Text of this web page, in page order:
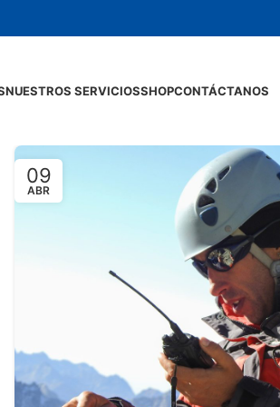
NUESTROS SERVICIOSSHOPCONTÁCTANOS
09
ABR